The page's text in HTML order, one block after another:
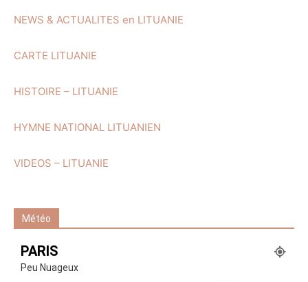
NEWS & ACTUALITES en LITUANIE
CARTE LITUANIE
HISTOIRE – LITUANIE
HYMNE NATIONAL LITUANIEN
VIDEOS – LITUANIE
Météo
PARIS
Peu Nuageux